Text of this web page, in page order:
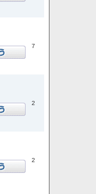
7
2
2